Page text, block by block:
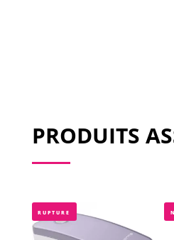
PRODUITS
RUPTURE